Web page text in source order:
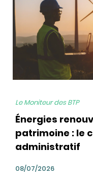
Le Moniteur des BTP
Énergies
patrimoine : le
administratif
08/07/2026